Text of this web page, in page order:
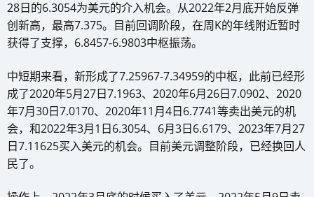
28日的6.3054为美元的介入机会。从2022年2月底开始反弹
创新高，最高7.375。目前回调阶段，在周K的年线附近暂时
获得了支撑，6.8457-6.9803中枢振荡。
中短期来看，新形成了7.25967-7.34959的中枢，此前已经形
成了2020年5月27日7.1963、2020年6月26日7.0902、2020
年7月30日7.0170、2020年11月4日6.7741等卖出美元的机
会，和2022年3月1日6.3054、6月3日6.6179、2023年7月27
日7.11625买入美元的机会。目前美元调整阶段，已经换回人
民了。